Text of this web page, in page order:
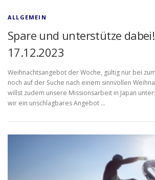
ALLGEMEIN
Spare und unterstütze
17.12.2023
Weihnachtsangebot der Woche, gültig nur bei
noch auf der Suche nach einem sinnvollen
willst zudem unsere Missionsarbeit in Japan
wir ein unschlagbares Angebot …